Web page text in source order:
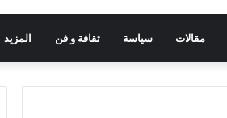
مقالات سياسة ثقافة و فن المزيد